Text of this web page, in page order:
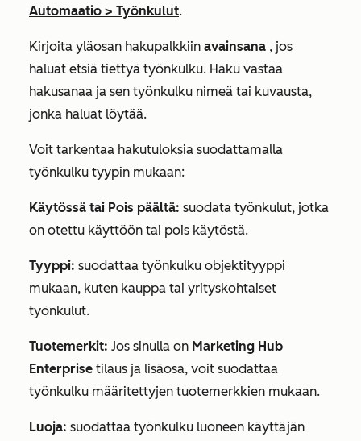
Automaatio > Työnkulut.
Kirjoita yläosan hakupalkkiin avainsana , jos
haluat etsiä tiettyä työnkulku. Haku vastaa
hakusanaa ja sen työnkulku nimeä tai kuvausta,
jonka haluat löytää.
Voit tarkentaa hakutuloksia suodattamalla
työnkulku tyypin mukaan:
Käytössä tai Pois päältä: suodata työnkulut, jotka
on otettu käyttöön tai pois käytöstä.
Tyyppi: suodattaa työnkulku objektityyppi
mukaan, kuten kauppa tai yrityskohtaiset
työnkulut.
Tuotemerkit: Jos sinulla on Marketing Hub
Enterprise tilaus ja lisäosa, voit suodattaa
työnkulku määritettyjen tuotemerkkien mukaan.
Luoja: suodattaa työnkulku luoneen käyttäjän